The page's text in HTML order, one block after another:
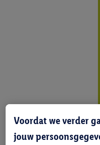
Voordat we verder
jouw